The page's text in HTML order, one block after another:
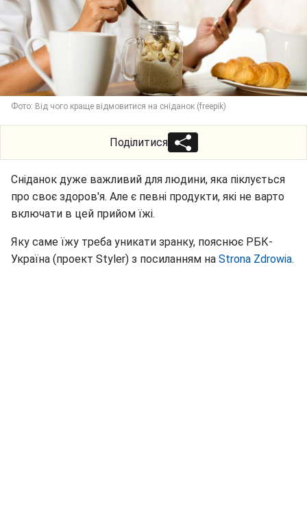
Фото: Від чого краще відмовитися на сніданок (freepik)
Поділитися
Сніданок дуже важливий для людини, яка піклується
про своє здоров'я. Але є певні продукти, які не варто
включати в цей прийом їжі.
Яку саме їжу треба уникати зранку, пояснює РБК-
Україна (проект Styler) з посиланням на Strona Zdrowia.